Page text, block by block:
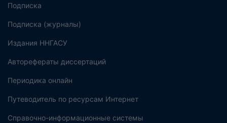
Подписка
Подписка (журналы)
Издания ННГАСУ
Авторефераты диссертаций
Периодика онлайн
Путеводитель по ресурсам Интернет
Справочно-информационные системы